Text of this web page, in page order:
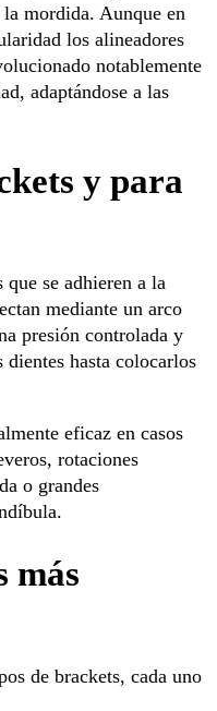
mordida. Aunque en
los alineadores
notablemente
adaptándose a las
y para
que se adhieren a la
mediante un arco
presión controlada y
hasta colocarlos
eficaz en casos
rotaciones
o grandes
más
de brackets, cada uno